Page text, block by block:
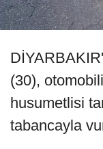
(30),
husumetlisi
tabancayla